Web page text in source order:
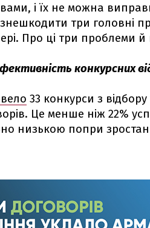
і їх не можна
три головні
Про ці три проблеми
конкурсних
33 конкурси з
Це менше ніж 22%
низькою попри